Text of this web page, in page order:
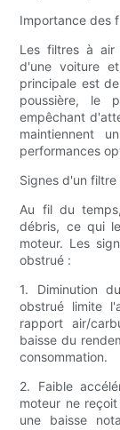
Importance des
Les filtres à air
d'une voiture
principale est
poussière, le
empêchant
maintiennent
performances
Signes d'un
Au fil du
débris, ce qui
moteur. Les
obstrué :
1. Diminution
obstrué limite
rapport air/
baisse du
consommation.
2. Faible
moteur ne
une baisse